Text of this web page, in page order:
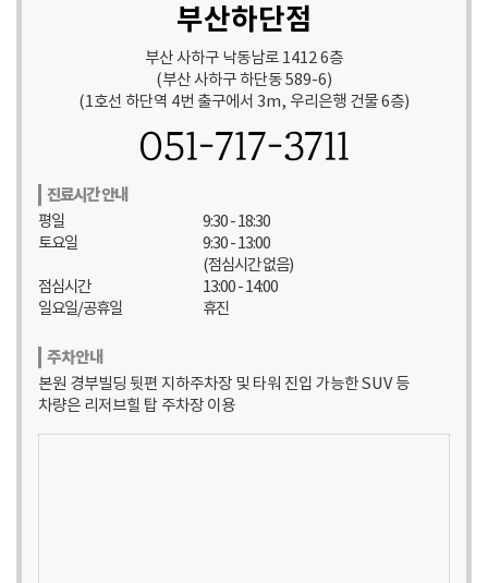
부산하단점
부산 사하구 낙동남로 1412 6층
(부산 사하구 하단동 589-6)
(1호선 하단역 4번 출구에서 3m, 우리은행 건물 6층)
051-717-3711
진료시간 안내
평일
토요일
점심시간
일요일/공휴일
9:30 - 18:30
9:30 - 13:00
(점심시간 없음)
13:00 - 14:00
휴진
주차안내
본원 경부빌딩 뒷편 지하주차장 및 타워 진입 가능한 SUV 등
차량은 리저브힐 탑 주차장 이용